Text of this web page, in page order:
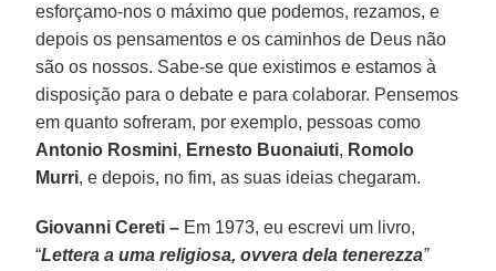
esforçamo-nos o máximo que podemos, rezamos, e
depois os pensamentos e os caminhos de Deus não
são os nossos. Sabe-se que existimos e estamos à
disposição para o debate e para colaborar. Pensemos
em quanto sofreram, por exemplo, pessoas como
Antonio Rosmini, Ernesto Buonaiuti, Romolo
Murri, e depois, no fim, as suas ideias chegaram.
Giovanni Cereti – Em 1973, eu escrevi um livro,
“Lettera a uma religiosa, ovvera dela tenerezza”